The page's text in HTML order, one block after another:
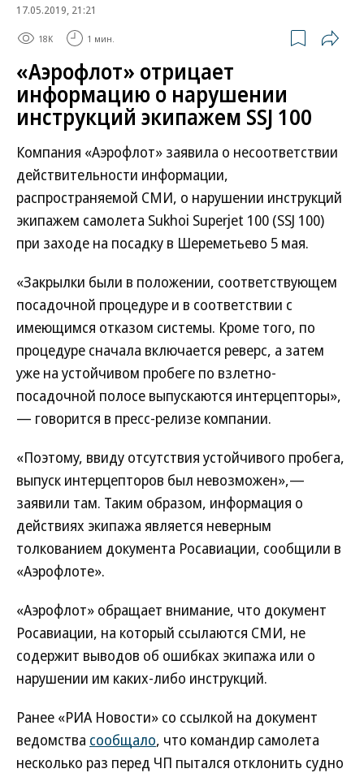
17.05.2019, 21:21
18K 1 мин.
«Аэрофлот» отрицает
информацию о нарушении
инструкций экипажем SSJ 100
Компания «Аэрофлот» заявила о несоответствии
действительности информации,
распространяемой СМИ, о нарушении инструкций
экипажем самолета Sukhoi Superjet 100 (SSJ 100)
при заходе на посадку в Шереметьево 5 мая.
«Закрылки были в положении, соответствующем
посадочной процедуре и в соответствии с
имеющимся отказом системы. Кроме того, по
процедуре сначала включается реверс, а затем
уже на устойчивом пробеге по взлетно-
посадочной полосе выпускаются интерцепторы»,
— говорится в пресс-релизе компании.
«Поэтому, ввиду отсутствия устойчивого пробега,
выпуск интерцепторов был невозможен»,—
заявили там. Таким образом, информация о
действиях экипажа является неверным
толкованием документа Росавиации, сообщили в
«Аэрофлоте».
«Аэрофлот» обращает внимание, что документ
Росавиации, на который ссылаются СМИ, не
содержит выводов об ошибках экипажа или о
нарушении им каких-либо инструкций.
Ранее «РИА Новости» со ссылкой на документ
ведомства сообщало, что командир самолета
несколько раз перед ЧП пытался отклонить судно